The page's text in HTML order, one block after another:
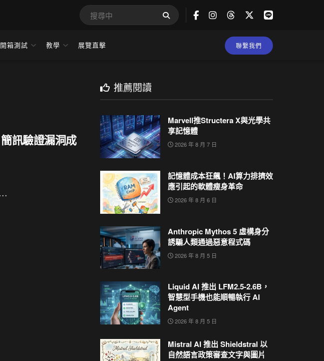
開箱測試 教學 展覽直擊 聯繫我們
訊驗證漏洞成
推薦閱讀
Marvell推Structera X與光學共
享記憶體
2026 年 8 月 7 日
記憶體成本狂飆！AI算力排擠效
應引起的軟體瘦身革命
2026 年 8 月 6 日
Anthropic Mythos 5 虛構身分
誘騙人類通過惡意程式碼
2026 年 8 月 5 日
Liquid AI 推出 LFM2.5-2.6B，
智慧型手機也能順暢執行 AI
Agent
2026 年 8 月 5 日
Mistral AI 推出 Shieldstral 以
自然語言政策審查文字與圖片